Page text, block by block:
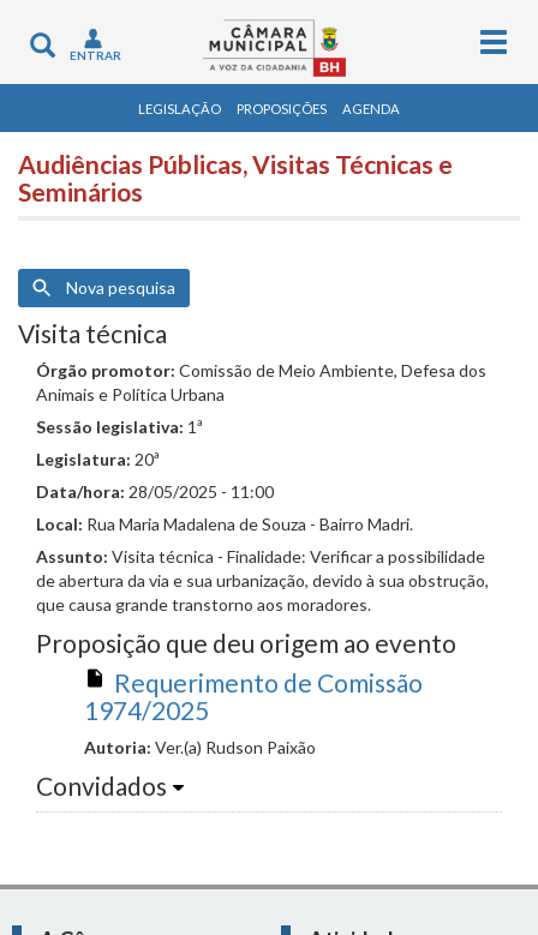
Toggle
navigation
ENTRAR
LEGISLAÇÃO PROPOSIÇÕES AGENDA
Audiências Públicas, Visitas Técnicas e
Seminários
Nova pesquisa
Visita técnica
Órgão promotor: Comissão de Meio Ambiente, Defesa dos
Animais e Política Urbana
Sessão legislativa: 1ª
Legislatura: 20ª
Data/hora: 28/05/2025 - 11:00
Local: Rua Maria Madalena de Souza - Bairro Madri.
Assunto: Visita técnica - Finalidade: Verificar a possibilidade
de abertura da via e sua urbanização, devido à sua obstrução,
que causa grande transtorno aos moradores.
Proposição que deu origem ao evento
Requerimento de Comissão
1974/2025
Autoria: Ver.(a) Rudson Paixão
Convidados